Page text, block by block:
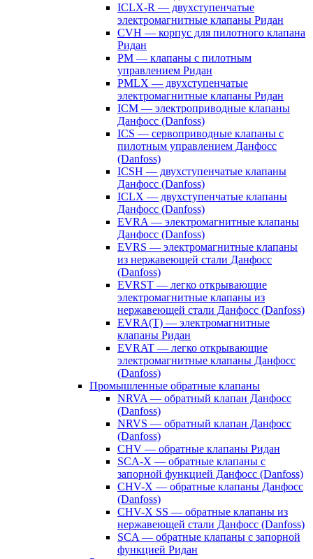
ICLX-R — двухступенчатые
электромагнитные клапаны Ридан
CVH — корпус для пилотного клапана
Ридан
PM — клапаны с пилотным
управлением Ридан
PMLX — двухступенчатые
электромагнитные клапаны Ридан
ICM — электроприводные клапаны
Данфосс (Danfoss)
ICS — сервоприводные клапаны с
пилотным управлением Данфосс
(Danfoss)
ICSH — двухступенчатые клапаны
Данфосс (Danfoss)
ICLX — двухступенчатые клапаны
Данфосс (Danfoss)
EVRA — электромагнитные клапаны
Данфосс (Danfoss)
EVRS — электромагнитные клапаны
из нержавеющей стали Данфосс
(Danfoss)
EVRST — легко открывающие
электромагнитные клапаны из
нержавеющей стали Данфосс (Danfoss)
EVRA(T) — электромагнитные
клапаны Ридан
EVRAT — легко открывающие
электромагнитные клапаны Данфосс
(Danfoss)
Промышленные обратные клапаны
NRVA — обратный клапан Данфосс
(Danfoss)
NRVS — обратный клапан Данфосс
(Danfoss)
CHV — обратные клапаны Ридан
SCA-X — обратные клапаны с
запорной функцией Данфосс (Danfoss)
CHV-X — обратные клапаны Данфосс
(Danfoss)
CHV-X SS — обратные клапаны из
нержавеющей стали Данфосс (Danfoss)
SCA — обратные клапаны с запорной
функцией Ридан